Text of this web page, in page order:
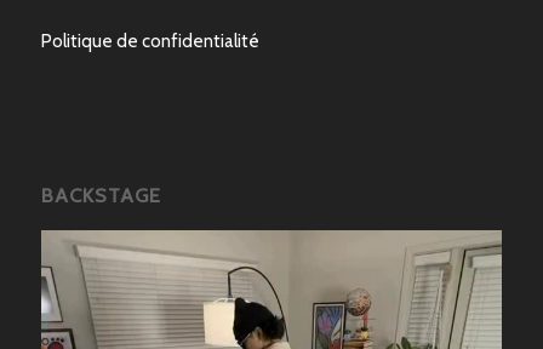
Politique de confidentialité
BACKSTAGE